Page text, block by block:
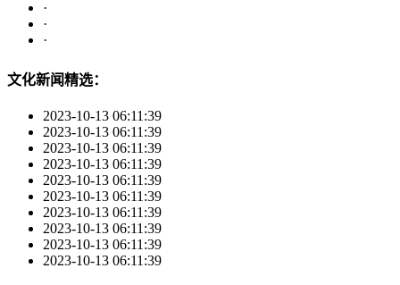
·
·
·
文化新闻精选：
2023-10-13 06:11:39
2023-10-13 06:11:39
2023-10-13 06:11:39
2023-10-13 06:11:39
2023-10-13 06:11:39
2023-10-13 06:11:39
2023-10-13 06:11:39
2023-10-13 06:11:39
2023-10-13 06:11:39
2023-10-13 06:11:39